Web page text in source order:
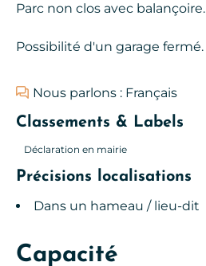
Parc non clos avec balançoire.
Possibilité d'un garage fermé.
Nous parlons : Français
Classements & Labels
Déclaration en mairie
Précisions localisations
Dans un hameau / lieu-dit
Capacité